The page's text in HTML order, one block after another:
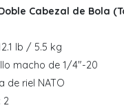
Cabezal de Bola
lb / 5.5 kg
macho de 1/4"-20
de riel NATO
2